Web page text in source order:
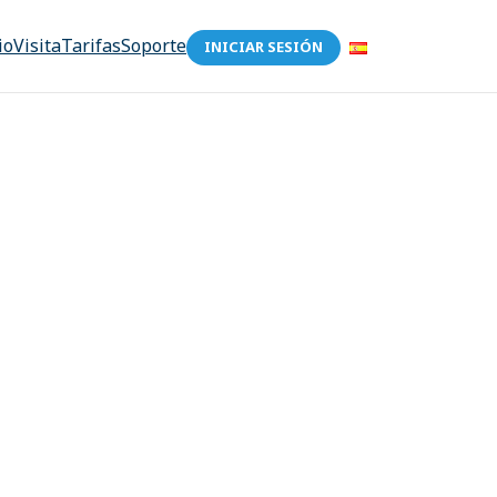
VisitaTarifasSoporte INICIAR SESIÓN